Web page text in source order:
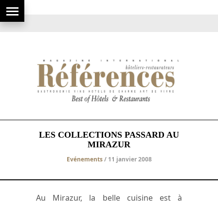
LES COLLECTIONS PASSARD AU
MIRAZUR
Evénements/ 11 janvier 2008
Au Mirazur, la belle cuisine est à